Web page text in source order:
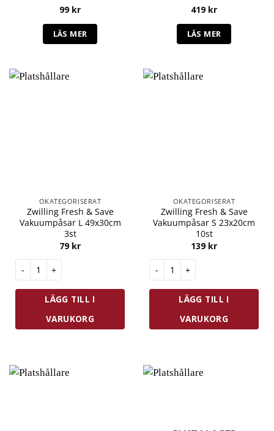
99 kr
LÄS MER
419 kr
LÄS MER
OKATEGORISERAT
Zwilling Fresh & Save
Vakuumpåsar L 49x30cm
3st
79 kr
Zwilling Fresh & Save Vakuumpåsar L 49x30cm 3st mängd
LÄGG TILL I
VARUKORG
OKATEGORISERAT
Zwilling Fresh & Save
Vakuumpåsar S 23x20cm
10st
139 kr
Zwilling Fresh & Save
LÄGG TILL I
VARUKORG